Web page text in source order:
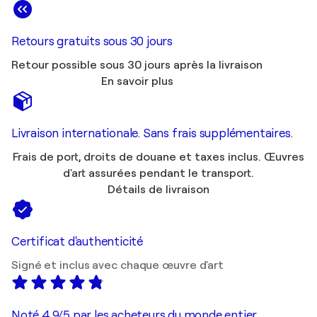
Retours gratuits sous 30 jours
Retour possible sous 30 jours après la livraison
En savoir plus
Livraison internationale. Sans frais supplémentaires.
Frais de port, droits de douane et taxes inclus. Œuvres
d'art assurées pendant le transport.
Détails de livraison
Certificat d'authenticité
Signé et inclus avec chaque œuvre d'art